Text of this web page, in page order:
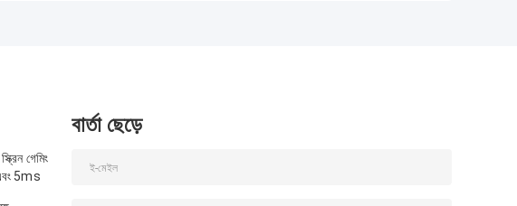
গেমিং
5ms
বার্তা ছেড়ে